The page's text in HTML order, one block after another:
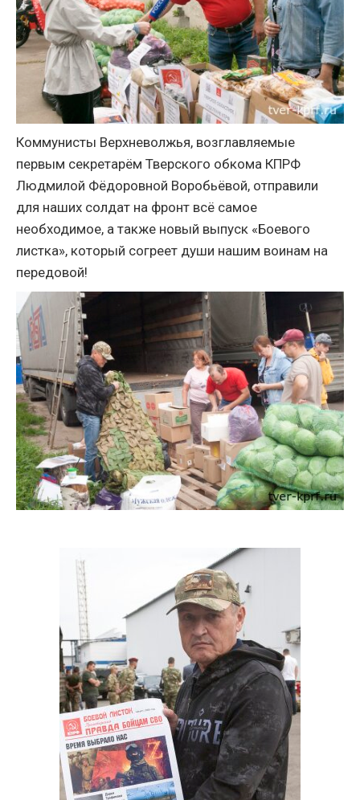
Коммунисты Верхневолжья, возглавляемые
первым секретарём Тверского обкома КПРФ
Людмилой Фёдоровной Воробьёвой, отправили
для наших солдат на фронт всё самое
необходимое, а также новый выпуск «Боевого
листка», который согреет души нашим воинам на
передовой!